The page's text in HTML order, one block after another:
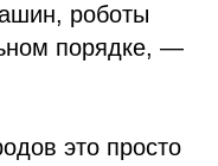
роботы
порядке, —
это просто